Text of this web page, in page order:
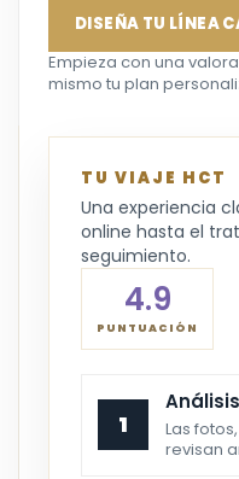
DISEÑA TU LÍNEA
Empieza con una
mismo tu plan
TU VIAJE HCT
Una experiencia
online hasta el
seguimiento.
4.9
PUNTUACIÓN
1
Las
revisan